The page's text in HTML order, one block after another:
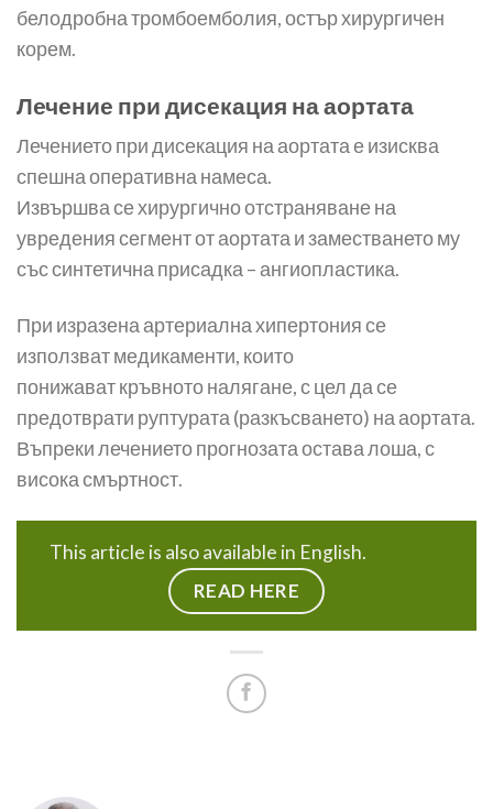
белодробна тромбоемболия, остър хирургичен
корем.
Лечение при дисекация на аортата
Лечението при дисекация на аортата е изисква
спешна оперативна намеса.
Извършва се хирургично отстраняване на
увредения сегмент от аортата и заместването му
със синтетична присадка – ангиопластика.
При изразена артериална хипертония се
използват медикаменти, които
понижават кръвното налягане, с цел да се
предотврати руптурата (разкъсването) на аортата.
Въпреки лечението прогнозата остава лоша, с
висока смъртност.
This article is also available in English.
READ HERE